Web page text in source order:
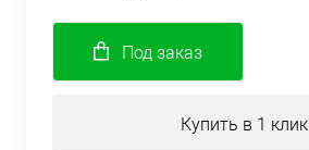
Под заказ
Купить в 1 клик